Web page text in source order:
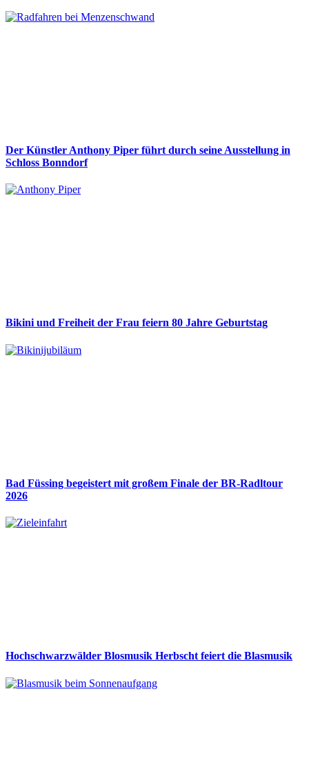
Der Künstler Anthony Piper führt durch seine Ausstellung in
Schloss Bonndorf
Bikini und Freiheit der Frau feiern 80 Jahre Geburtstag
Bad Füssing begeistert mit großem Finale der BR-Radltour
2026
Hochschwarzwälder Blosmusik Herbscht feiert die Blasmusik